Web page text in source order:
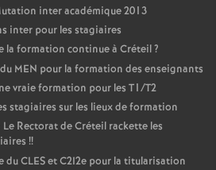
inter académique 2013
inter pour les stagiaires
la formation continue à Créteil?
MEN pour la formation des enseignants
vraie formation pour les T1/T2
stagiaires sur les lieux de formation
Rectorat de Créteil rackette les
!!
duCLESet C2I2e pour la titularisation